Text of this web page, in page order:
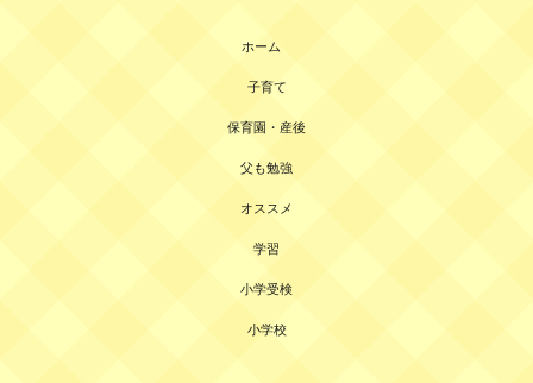
ホーム
子育て
保育園・産後
父も勉強
オススメ
学習
小学受検
小学校